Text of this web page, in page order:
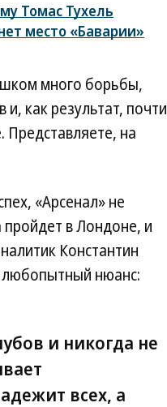
Томас Тухель
место «Баварии»
много борьбы,
как результат, почти
Представляете, на
«Арсенал» не
пройдет в Лондоне, и
Константин
любопытный нюанс:
и никогда не
всех, а